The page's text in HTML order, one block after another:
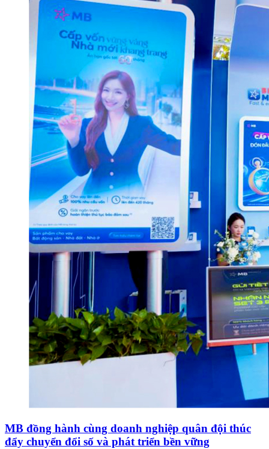
MB đồng hành cùng doanh nghiệp quân đội thúc
đẩy chuyển đổi số và phát triển bền vững